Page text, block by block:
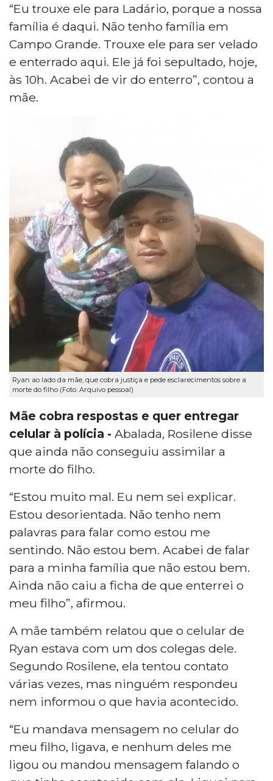
“Eu trouxe ele para Ladário, porque a nossa
família é daqui. Não tenho família em
Campo Grande. Trouxe ele para ser velado
e enterrado aqui. Ele já foi sepultado, hoje,
às 10h. Acabei de vir do enterro”, contou a
mãe.
Ryan ao lado da mãe, que cobra justiça e pede esclarecimentos sobre a
morte do filho (Foto: Arquivo pessoal)
Mãe cobra respostas e quer entregar
celular à polícia - Abalada, Rosilene disse
que ainda não conseguiu assimilar a
morte do filho.
“Estou muito mal. Eu nem sei explicar.
Estou desorientada. Não tenho nem
palavras para falar como estou me
sentindo. Não estou bem. Acabei de falar
para a minha família que não estou bem.
Ainda não caiu a ficha de que enterrei o
meu filho”, afirmou.
A mãe também relatou que o celular de
Ryan estava com um dos colegas dele.
Segundo Rosilene, ela tentou contato
várias vezes, mas ninguém respondeu
nem informou o que havia acontecido.
“Eu mandava mensagem no celular do
meu filho, ligava, e nenhum deles me
ligou ou mandou mensagem falando o